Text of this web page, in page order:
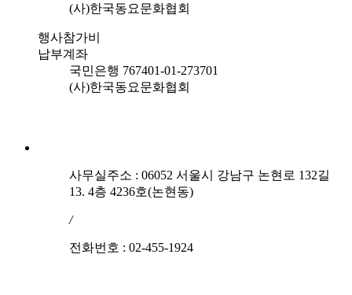
(사)한국동요문화협회
행사참가비
납부계좌
국민은행 767401-01-273701
(사)한국동요문화협회
사무실주소 : 06052 서울시 강남구 논현로 132길
13. 4층 4236호(논현동)
/
전화번호 : 02-455-1924